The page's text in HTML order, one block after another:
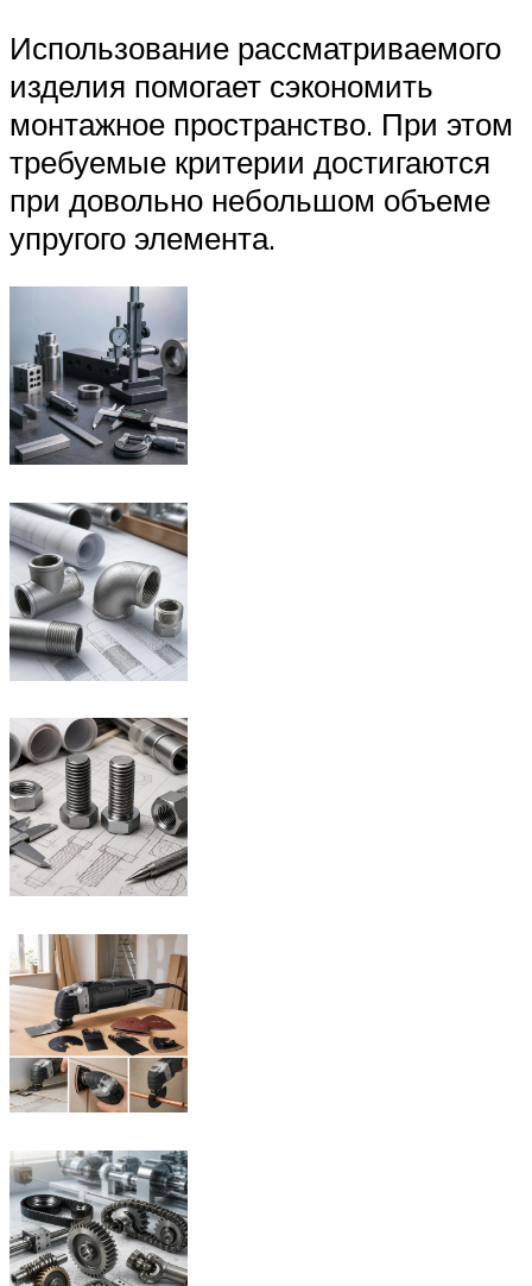
Использование рассматриваемого
изделия помогает сэкономить
монтажное пространство. При этом
требуемые критерии достигаются
при довольно небольшом объеме
упругого элемента.